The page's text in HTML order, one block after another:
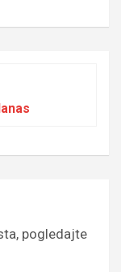
pogledajte